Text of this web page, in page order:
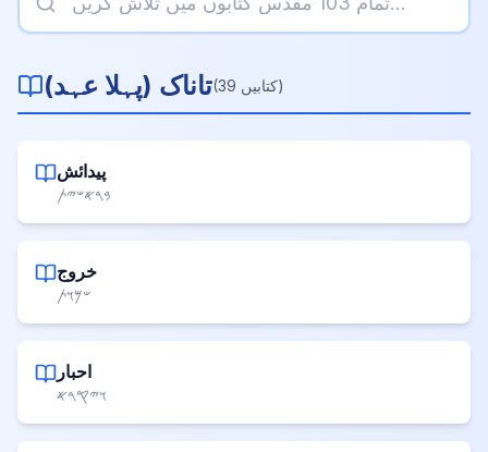
تاناک (پہلا عہد) (39 کتابیں)
پیدائش
𐤁𐤓𐤀𐤔𐤉𐤕
خروج
𐤔𐤌𐤅𐤕
احبار
𐤅𐤉𐤒𐤓𐤀